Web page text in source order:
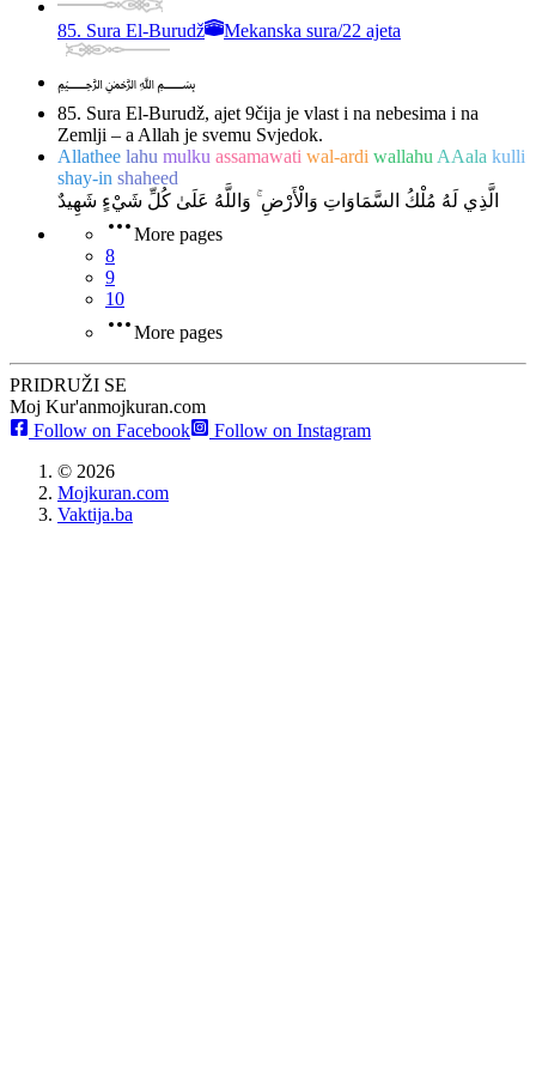
85. Sura El-Burudž Mekanska sura/22 ajeta
﷽
85. Sura El-Burudž, ajet 9čija je vlast i na nebesima i na
Zemlji – a Allah je svemu Svjedok.
Allathee lahu mulku assamawati wal-ardi wallahu AAala kulli
shay-in shaheed
الَّذِي لَهُ مُلْكُ السَّمَاوَاتِ وَالْأَرْضِ ۚ وَاللَّهُ عَلَىٰ كُلِّ شَيْءٍ شَهِيدٌ
More pages
8
9
10
More pages
PRIDRUŽI SE
Moj Kur'anmojkuran.com
Follow on Facebook
Follow on Instagram
© 2026
Mojkuran.com
Vaktija.ba